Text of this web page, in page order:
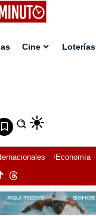
Cine Loterías
Economía